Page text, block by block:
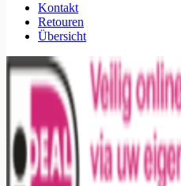
Kontakt
Retouren
Übersicht